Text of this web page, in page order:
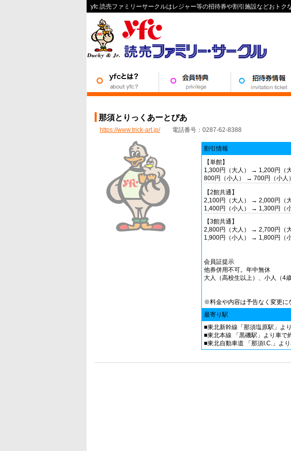
yfc 読売ファミリーサークルはレジャー等の招待券や割引施設などおトク
那須とりっくあーとぴあ
https://www.trick-art.jp/電話番号：0287-62-8388
割引情報
【単館】
1,300円（大人） → 1,200円（大
800円（小人） → 700円（小人）
【2館共通】
2,100円（大人） → 2,000円（大
1,400円（小人） → 1,300円（小
【3館共通】
2,800円（大人） → 2,700円（大
1,900円（小人） → 1,800円（小
会員証提示
他券併用不可。年中無休
大人（高校生以上）、小人（4
※料金や内容は予告なく変更に
最寄り駅
■東北新幹線「那須塩原駅」よ
■東北本線 「黒磯駅」より車で
■東北自動車道 「那須I.C.」よ